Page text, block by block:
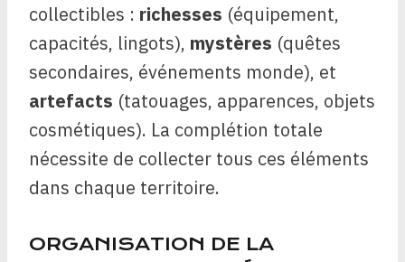
collectibles : richesses (équipement,
capacités, lingots), mystères (quêtes
secondaires, événements monde), et
artefacts (tatouages, apparences, objets
cosmétiques). La complétion totale
nécessite de collecter tous ces éléments
dans chaque territoire.
ORGANISATION DE LA